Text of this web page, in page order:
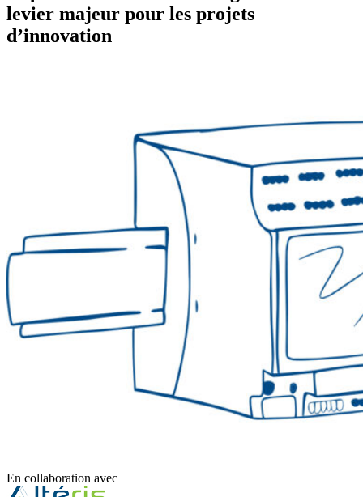
levier majeur pour les projets
d’innovation
En collaboration avec